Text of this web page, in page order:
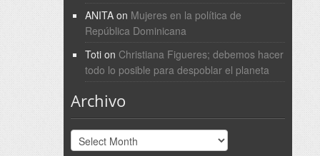
ANITAon Mujeres en la política de
República Dominicana
Totion Christiana Figueres; debemos hacer
todo lo posible para despoblar el planeta
Archivo
Archivo